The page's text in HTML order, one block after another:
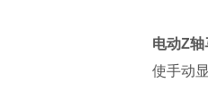
电动Z轴
使手动